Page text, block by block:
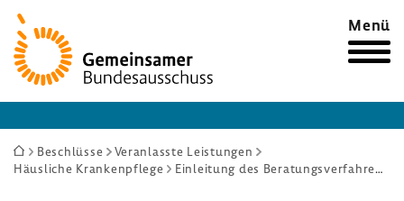
Zur
Startseite
Menü
Sie
sind
Beschlüsse
Veranlasste Leistungen
Häusliche Krankenpflege
Einleitung des Beratungsverfahrens: Überprüfung der Häusliche Krankenpflege-Richtlinie, beispielsweise zu Maßnahmen der parenteralen Ernährung und der Bronchiallavage